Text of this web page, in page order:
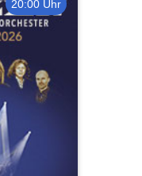
20:00 Uhr